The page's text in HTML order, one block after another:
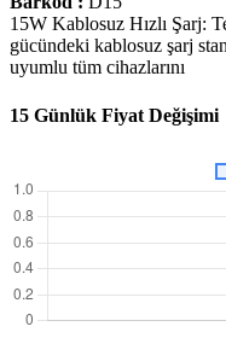
15W Kablosuz Hızlı Şarj:
gücündeki kablosuz şarj
uyumlu tüm cihazlarını
15 Günlük Fiyat Değişimi